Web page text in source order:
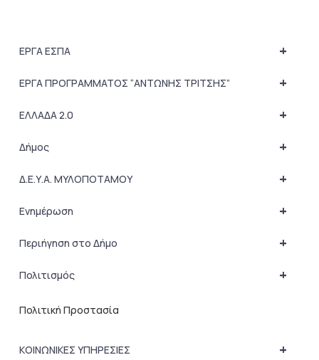
+
ΕΡΓΑ ΕΣΠΑ
+
ΕΡΓΑ ΠΡΟΓΡΑΜΜΑΤΟΣ “ΑΝΤΩΝΗΣ ΤΡΙΤΣΗΣ”
+
ΕΛΛΑΔΑ 2.0
+
Δήμος
+
Δ.Ε.Υ.Α. ΜΥΛΟΠΟΤΑΜΟΥ
+
Ενημέρωση
+
Περιήγηση στο Δήμο
+
Πολιτισμός
Πολιτική Προστασία
+
ΚΟΙΝΩΝΙΚΕΣ ΥΠΗΡΕΣΙΕΣ